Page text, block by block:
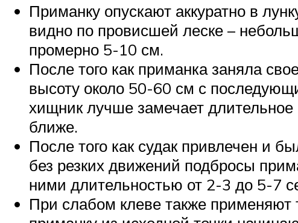
Приманку опускают аккуратно в
видно по провисшей леске –
промерно 5-10 см.
После того как приманка заняла
высоту около 50-60 см с
хищник лучше замечает
ближе.
После того как судак привлечен и
без резких движений подбросы
ними длительностью от 2-3 до 5-7
При слабом клеве также применяют